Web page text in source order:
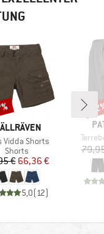
Vidda Shorts
Produktgruppe
Shorts
Preis
€reduzierter Preis
66,36 €
5,0(12)
Artikel